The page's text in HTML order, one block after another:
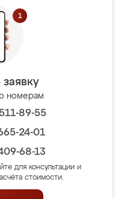
заявку
номерам
89-55
24-01
68-13
для консультации и
стоимости.